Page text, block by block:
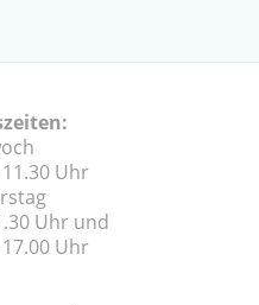
Uhr
Uhr und
Uhr